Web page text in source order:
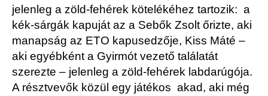
jelenleg a zöld-fehérek kötelékéhez tartozik: a
kék-sárgák kapuját az a Sebők Zsolt őrizte, aki
manapság az ETO kapusedzője, Kiss Máté –
aki egyébként a Gyirmót vezető találatát
szerezte – jelenleg a zöld-fehérek labdarúgója.
A résztvevők közül egy játékos akad, aki még